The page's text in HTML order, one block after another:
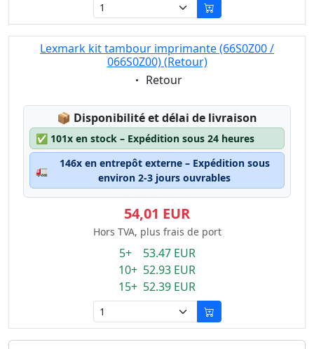
Lexmark kit tambour imprimante (66S0Z00 /
066S0Z00) (Retour)
Eigenschaft:
Retour
📦 Lagerstatus:
Disponibilité et délai de livraison
✅ 101x en stock – Expédition sous 24 heures
🚛
146x en entrepôt externe – Expédition sous
environ 2-3 jours ouvrables
54,01 EUR
Hors TVA, plus frais de port
5+ 53.47 EUR
10+ 52.93 EUR
15+ 52.39 EUR